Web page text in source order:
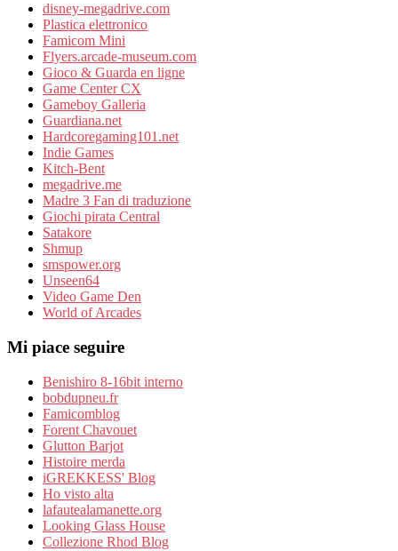
disney-megadrive.com
Plastica elettronico
Famicom Mini
Flyers.arcade-museum.com
Gioco & Guarda en ligne
Game Center CX
Gameboy Galleria
Guardiana.net
Hardcoregaming101.net
Indie Games
Kitch-Bent
megadrive.me
Madre 3 Fan di traduzione
Giochi pirata Central
Satakore
Shmup
smspower.org
Unseen64
Video Game Den
World of Arcades
Mi piace seguire
Benishiro 8-16bit interno
bobdupneu.fr
Famicomblog
Forent Chavouet
Glutton Barjot
Histoire merda
iGREKKESS' Blog
Ho visto alta
lafautealamanette.org
Looking Glass House
Collezione Rhod Blog